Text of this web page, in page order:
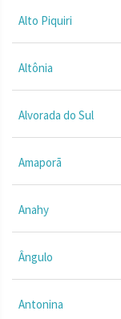
Alto Piquiri
Altônia
Alvorada do Sul
Amaporã
Anahy
Ângulo
Antonina